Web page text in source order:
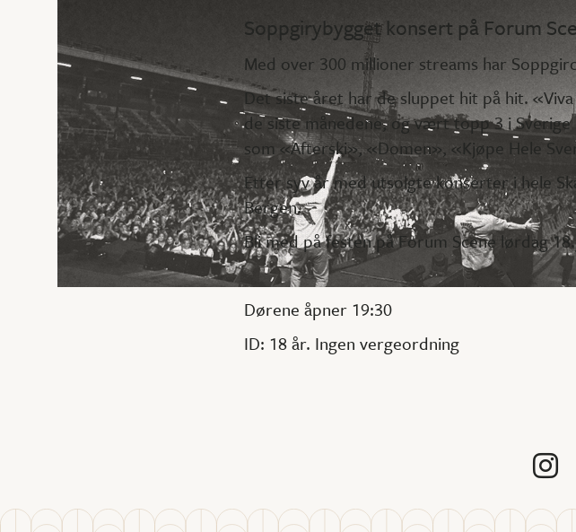
Soppgirybygget konsert på Forum
Med over 300 millioner streams har
Det siste året har de sluppet hit på hit.
de siste månedene, og vært topp 3 i
som «Afterski», «Domen», «Kjøpe Hele
Etter syv år med utsolgte konserter i hele
Bergen.
Bli med på festen på Forum Scene lørdag
Dørene åpner 19:30
ID: 18 år. Ingen vergeordning
